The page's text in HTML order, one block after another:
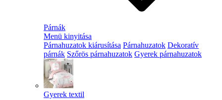
Párnák
Menü kinyitása
Párnahuzatok kiárusítása Párnahuzatok Dekoratív
párnák Szőrös párnahuzatok Gyerek párnahuzatok
Gyerek textil